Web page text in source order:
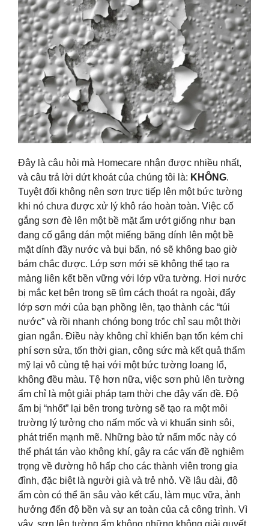
Đây là câu hỏi mà Homecare nhận được nhiều nhất,
và câu trả lời dứt khoát của chúng tôi là: KHÔNG.
Tuyệt đối không nên sơn trực tiếp lên một bức tường
khi nó chưa được xử lý khô ráo hoàn toàn. Việc cố
gắng sơn đè lên một bề mặt ẩm ướt giống như bạn
đang cố gắng dán một miếng băng dính lên một bề
mặt dính đầy nước và bụi bẩn, nó sẽ không bao giờ
bám chắc được. Lớp sơn mới sẽ không thể tạo ra
màng liên kết bền vững với lớp vữa tường. Hơi nước
bị mắc kẹt bên trong sẽ tìm cách thoát ra ngoài, đẩy
lớp sơn mới của bạn phồng lên, tạo thành các “túi
nước” và rồi nhanh chóng bong tróc chỉ sau một thời
gian ngắn. Điều này không chỉ khiến bạn tốn kém chi
phí sơn sửa, tốn thời gian, công sức mà kết quả thẩm
mỹ lại vô cùng tệ hại với một bức tường loang lổ,
không đều màu. Tệ hơn nữa, việc sơn phủ lên tường
ẩm chỉ là một giải pháp tạm thời che đậy vấn đề. Độ
ẩm bị “nhốt” lại bên trong tường sẽ tạo ra một môi
trường lý tưởng cho nấm mốc và vi khuẩn sinh sôi,
phát triển mạnh mẽ. Những bào tử nấm mốc này có
thể phát tán vào không khí, gây ra các vấn đề nghiêm
trọng về đường hô hấp cho các thành viên trong gia
đình, đặc biệt là người già và trẻ nhỏ. Về lâu dài, độ
ẩm còn có thể ăn sâu vào kết cấu, làm mục vữa, ảnh
hưởng đến độ bền và sự an toàn của cả công trình. Vì